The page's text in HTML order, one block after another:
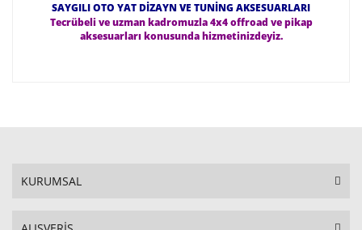
SAYGILI OTO YAT DİZAYN VE TUNİNG AKSESUARLARI
Tecrübeli ve uzman kadromuzla 4x4 offroad ve pikap
aksesuarları konusunda hizmetinizdeyiz.
KURUMSAL